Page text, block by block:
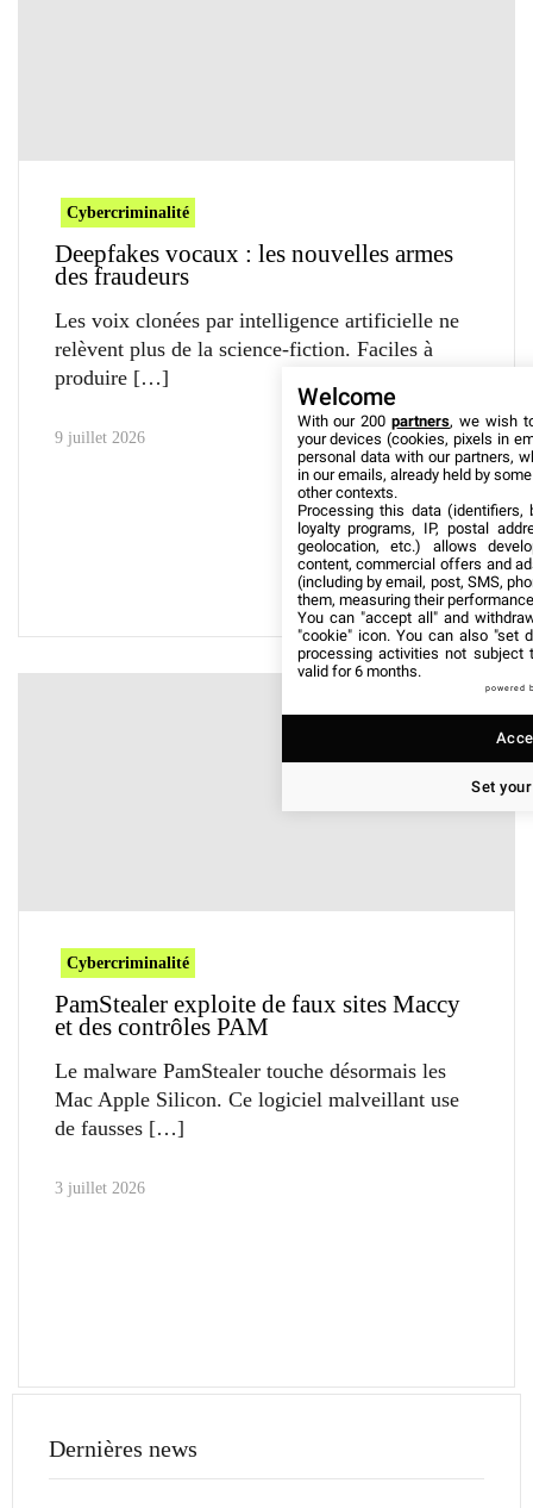
Cybercriminalité
Deepfakes vocaux : les nouvelles armes
des fraudeurs
Les voix clonées par intelligence artificielle ne
relèvent plus de la science-fiction. Faciles à
produire
9 juillet 2026
Cybercriminalité
PamStealer exploite de faux sites Maccy
et des contrôles PAM
Le malware PamStealer touche désormais les
Mac Apple Silicon. Ce logiciel malveillant use
de fausses
3 juillet 2026
Dernières news
Welcome
With our 200partners, we wish
your devices (cookies, pixels in
personal data with our partners,
in our emails, already held by
other contexts.
Processing this data (identifiers,
loyalty programs, IP, postal
geolocation, etc.) allows
content, commercial offers and
(including by email, post, SMS,
them, measuring their
You can "accept all" and
"cookie" icon. You can also "set
processing activities not subject
valid for 6 months.
powered
Set